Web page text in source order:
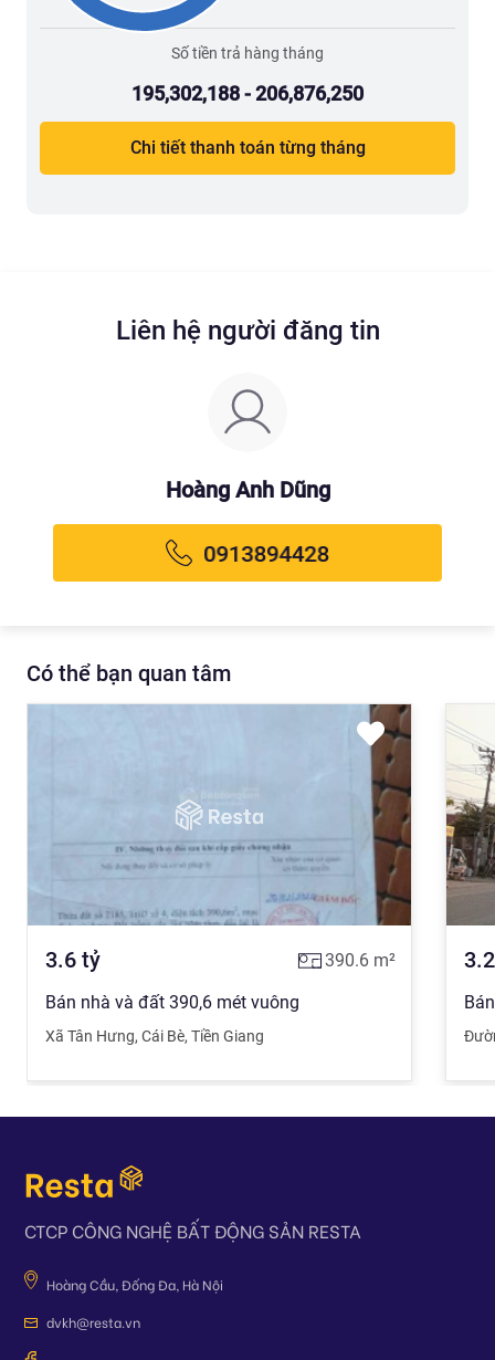
Số tiền trả hàng tháng
195,302,188 - 206,876,250
Chi tiết thanh toán từng tháng
Liên hệ người đăng tin
Hoàng Anh Dũng
Có thể bạn quan tâm
3.6 tỷ 390.6m²
Bán nhà và đất 390,6 mét vuông
Xã Tân Hưng, Cái Bè, Tiền Giang
3.2
CTCP CÔNG NGHỆ BẤT ĐỘNG SẢN RESTA
Hoàng Cầu, Đống Đa, Hà Nội
dvkh@resta.vn